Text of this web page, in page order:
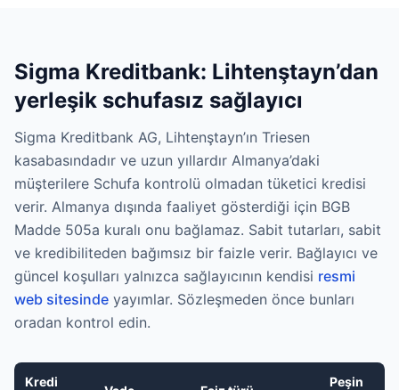
Sigma Kreditbank: Lihtenştayn’dan
yerleşik schufasız sağlayıcı
Sigma Kreditbank AG, Lihtenştayn’ın Triesen
kasabasındadır ve uzun yıllardır Almanya’daki
müşterilere Schufa kontrolü olmadan tüketici kredisi
verir. Almanya dışında faaliyet gösterdiği için BGB
Madde 505a kuralı onu bağlamaz. Sabit tutarları, sabit
ve kredibiliteden bağımsız bir faizle verir. Bağlayıcı ve
güncel koşulları yalnızca sağlayıcının kendisi resmi
web sitesinde yayımlar. Sözleşmeden önce bunları
oradan kontrol edin.
Kredi Peşin